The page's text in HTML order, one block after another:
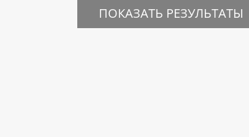
ПОКАЗАТЬ РЕЗУЛЬТАТЫ